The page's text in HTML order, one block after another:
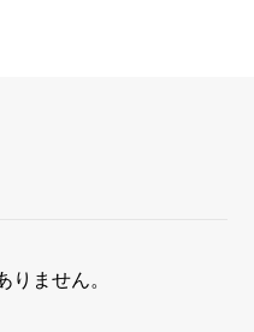
りません。